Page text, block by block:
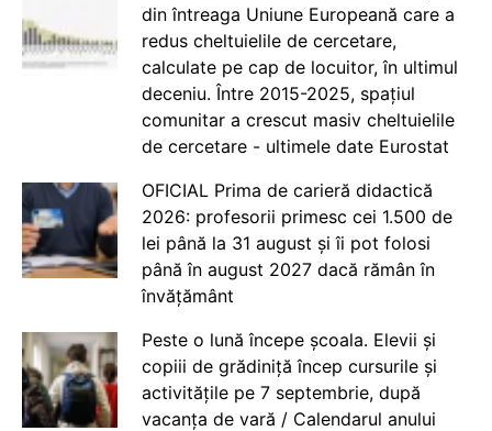
din întreaga Uniune Europeană care a
redus cheltuielile de cercetare,
calculate pe cap de locuitor, în ultimul
deceniu. Între 2015-2025, spațiul
comunitar a crescut masiv cheltuielile
de cercetare - ultimele date Eurostat
OFICIAL Prima de carieră didactică
2026: profesorii primesc cei 1.500 de
lei până la 31 august și îi pot folosi
până în august 2027 dacă rămân în
învățământ
Peste o lună începe școala. Elevii și
copiii de grădiniță încep cursurile și
activitățile pe 7 septembrie, după
vacanța de vară / Calendarul anului